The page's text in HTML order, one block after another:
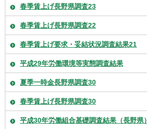
春季賃上げ長野県調査23
春季賃上げ長野県調査22
春季賃上げ要求・妥結状況調査結果21
平成29年労働環境等実態調査結果
夏季一時金長野県調査30
春季賃上げ長野県調査30
平成30年労働組合基礎調査結果（長野県）